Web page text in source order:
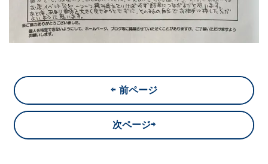
⇦ 前ページ
次ページ⇨